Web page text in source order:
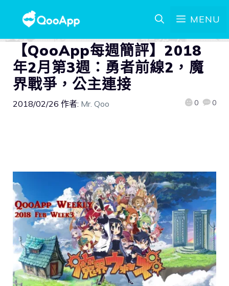
MENU
【QooApp每週簡評】2018
年2月第3週：勇者前線2，魔
界戰爭，公主連接
2018/02/26 作者: Mr. Qoo 0 0